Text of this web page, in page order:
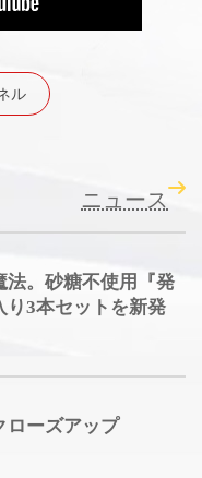
ル
ニュース
法。砂糖不使用『発
り3本セットを新発
ローズアップ